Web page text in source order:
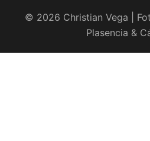
© 2026 Christian Vega |
Plasencia &